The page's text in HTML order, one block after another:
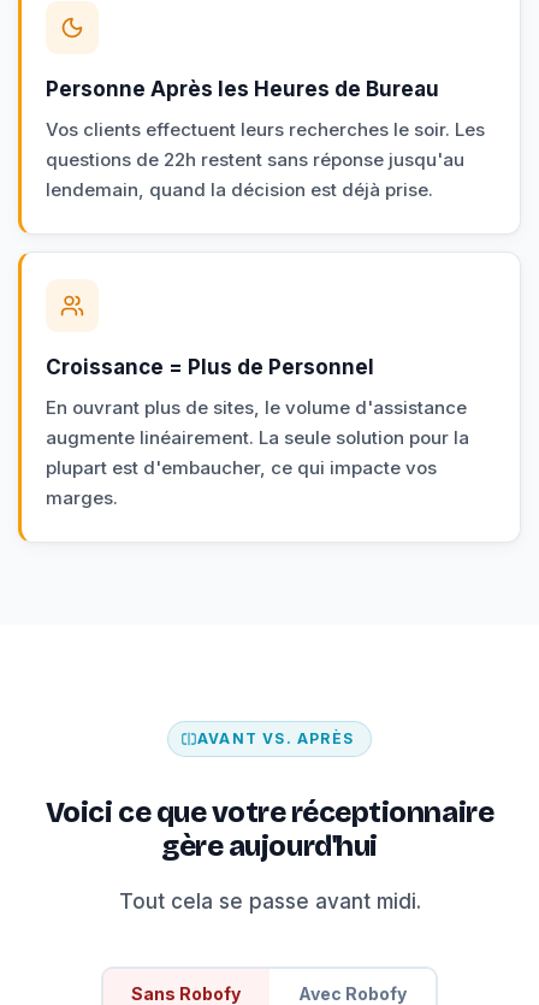
Personne Après les Heures de Bureau
Vos clients effectuent leurs recherches le soir. Les
questions de 22h restent sans réponse jusqu'au
lendemain, quand la décision est déjà prise.
Croissance = Plus de Personnel
En ouvrant plus de sites, le volume d'assistance
augmente linéairement. La seule solution pour la
plupart est d'embaucher, ce qui impacte vos
marges.
AVANT VS. APRÈS
Voici ce que votre réceptionnaire
gère aujourd'hui
Tout cela se passe avant midi.
Sans Robofy Avec Robofy